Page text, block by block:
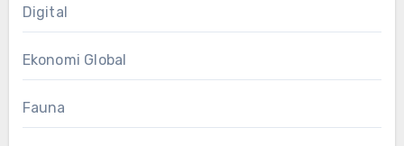
Digital
Ekonomi Global
Fauna